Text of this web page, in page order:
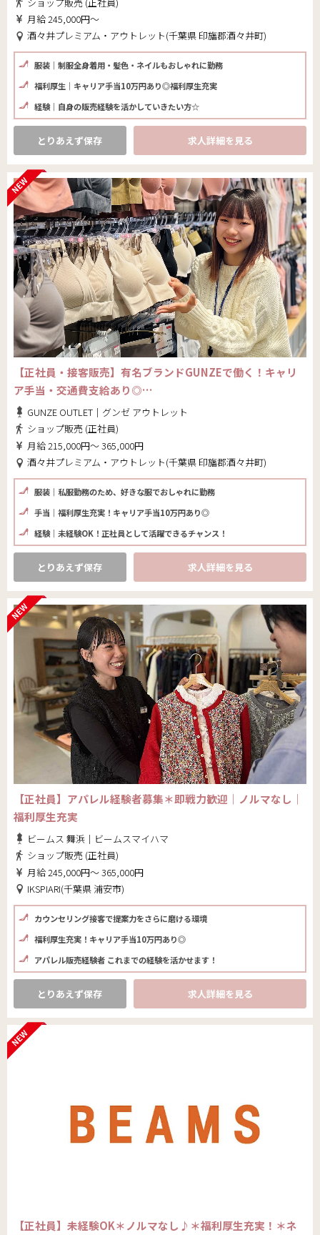
月給 245,000円～
酒々井プレミアム・アウトレット(千葉県 印旛郡酒々井町)
服装｜制服全身着用・髪色・ネイルもおしゃれに勤務
福利厚生｜キャリア手当10万円あり◎福利厚生充実
経験｜自身の販売経験を活かしていきたい方☆
とりあえず保存 求人詳細を見る
【正社員・接客販売】有名ブランドGUNZEで働く！キャリ
ア手当・交通費支給あり◎…
GUNZE OUTLET｜グンゼ アウトレット
ショップ販売 (正社員)
月給 215,000円～ 365,000円
酒々井プレミアム・アウトレット(千葉県 印旛郡酒々井町)
服装｜私服勤務のため、好きな服でおしゃれに勤務
手当｜福利厚生充実！キャリア手当10万円あり◎
経験｜未経験OK！正社員として活躍できるチャンス！
とりあえず保存 求人詳細を見る
【正社員】アパレル経験者募集＊即戦力歓迎｜ノルマなし｜
福利厚生充実
ビームス 舞浜｜ビームスマイハマ
ショップ販売 (正社員)
月給 245,000円～ 365,000円
IKSPIARI(千葉県 浦安市)
カウンセリング接客で提案力をさらに磨ける環境
福利厚生充実！キャリア手当10万円あり◎
アパレル販売経験者 これまでの経験を活かせます！
とりあえず保存 求人詳細を見る
【正社員】未経験OK＊ノルマなし♪＊福利厚生充実！＊ネ